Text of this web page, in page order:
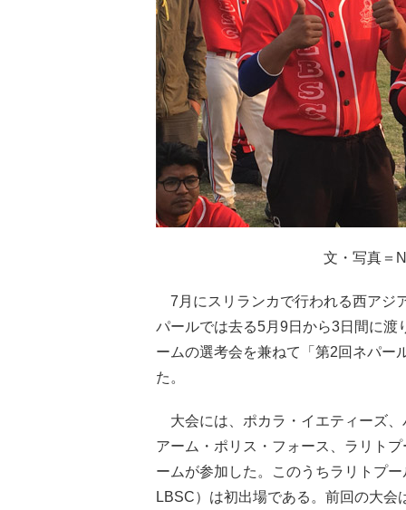
文・写真＝
7月にスリランカで行われる西アジ
パールでは去る5月9日から3日間に渡
ームの選考会を兼ねて「第2回ネパー
た。
大会には、ポカラ・イエティーズ
アーム・ポリス・フォース、ラリト
ームが参加した。このうちラリトプ
LBSC）は初出場である。前回の大